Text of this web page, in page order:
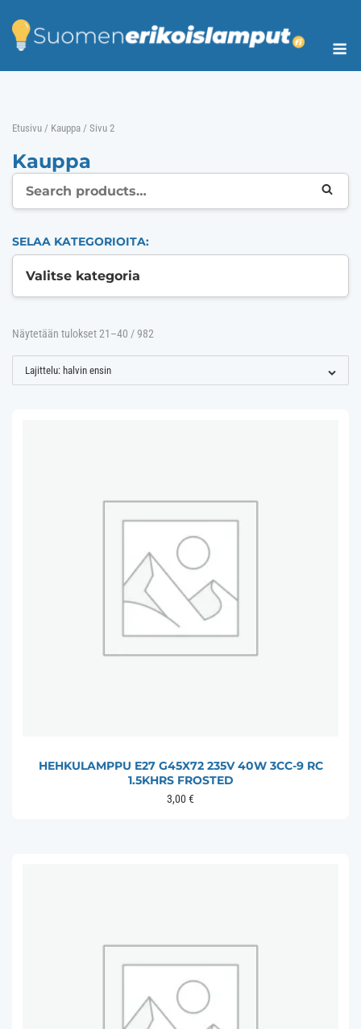
content
Etusivu / Kauppa / Sivu 2
Kauppa
SELAA KATEGORIOITA:
Näytetään tulokset 21–40 / 982
ensinLajittelu: halvin ensin
HEHKULAMPPU E27 G45X72 235V 40W 3CC-9 RC
1.5KHRS FROSTED
3,00€